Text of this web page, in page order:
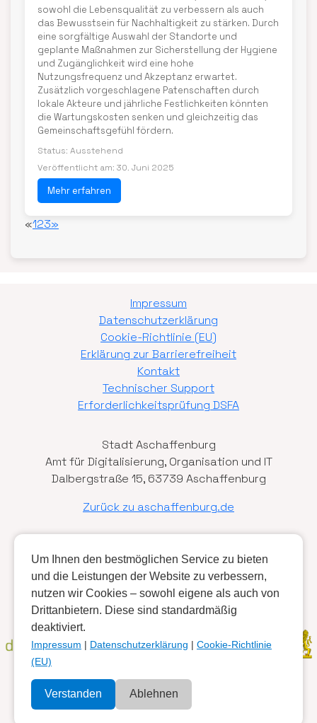
sowohl die Lebensqualität zu verbessern als auch
das Bewusstsein für Nachhaltigkeit zu stärken. Durch
eine sorgfältige Auswahl der Standorte und
geplante Maßnahmen zur Sicherstellung der Hygiene
und Zugänglichkeit wird eine hohe
Nutzungsfrequenz und Akzeptanz erwartet.
Zusätzlich vorgeschlagene Patenschaften durch
lokale Akteure und jährliche Festlichkeiten könnten
die Wartungskosten senken und gleichzeitig das
Gemeinschaftsgefühl fördern.
Status: Ausstehend
Veröffentlicht am: 30. Juni 2025
Mehr erfahren
«123»
Impressum
Datenschutzerklärung
Cookie-Richtlinie (EU)
Erklärung zur Barrierefreiheit
Kontakt
Technischer Support
Erforderlichkeitsprüfung DSFA
Stadt Aschaffenburg
Amt für Digitalisierung, Organisation und IT
Dalbergstraße 15, 63739 Aschaffenburg
Zurück zu aschaffenburg.de
Kooperationspartner:
Gefördert durch:
Um Ihnen den bestmöglichen Service zu bieten
und die Leistungen der Website zu verbessern,
nutzen wir Cookies – sowohl eigene als auch von
Drittanbietern. Diese sind standardmäßig
deaktiviert.
Impressum | Datenschutzerklärung | Cookie-Richtlinie
(EU)
Verstanden Ablehnen